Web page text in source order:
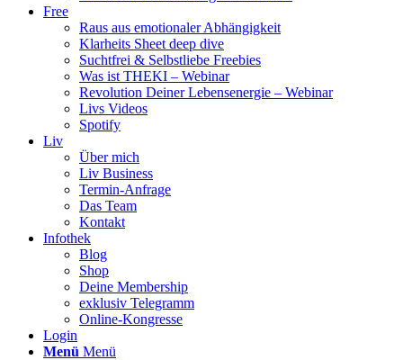
Free
Raus aus emotionaler Abhängigkeit
Klarheits Sheet deep dive
Suchtfrei & Selbstliebe Freebies
Was ist THEKI – Webinar
Revolution Deiner Lebensenergie – Webinar
Livs Videos
Spotify
Liv
Über mich
Liv Business
Termin-Anfrage
Das Team
Kontakt
Infothek
Blog
Shop
Deine Membership
exklusiv Telegramm
Online-Kongresse
Login
Menü Menü